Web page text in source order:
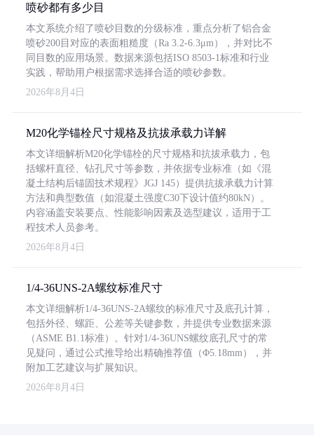
喷砂都有多少目
本文系统介绍了喷砂目数的分级标准，重点分析了铝合金
喷砂200目对应的表面粗糙度（Ra 3.2-6.3μm），并对比不
同目数的应用场景。数据来源包括ISO 8503-1标准和行业
实践，帮助用户根据需求选择合适的喷砂参数。
2026年8月4日
M20化学锚栓尺寸规格及抗拔承载力详解
本文详细解析M20化学锚栓的尺寸规格和抗拔承载力，包
括螺杆直径、钻孔尺寸等参数，并依据专业标准（如《混
凝土结构后锚固技术规程》JGJ 145）提供抗拔承载力计算
方法和典型数值（如混凝土强度C30下设计值约80kN）。
内容涵盖安装要点、性能影响因素及选型建议，适用于工
程技术人员参考。
2026年8月4日
1/4-36UNS-2A螺纹标准尺寸
本文详细解析1/4-36UNS-2A螺纹的标准尺寸及底孔计算，
包括外径、螺距、公差等关键参数，并提供专业数据来源
（ASME B1.1标准）。针对1/4-36UNS螺纹底孔尺寸的常
见疑问，通过公式推导给出精确推荐值（Φ5.18mm），并
附加工艺建议与扩展知识。
2026年8月4日